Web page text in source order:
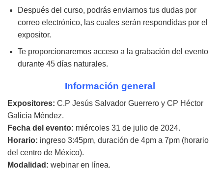
Después del curso, podrás enviarnos tus dudas por
correo electrónico, las cuales serán respondidas por el
expositor.
Te proporcionaremos acceso a la grabación del evento
durante 45 días naturales.
Información general
Expositores: C.P Jesús Salvador Guerrero y CP Héctor
Galicia Méndez.
Fecha del evento: miércoles 31 de julio de 2024.
Horario: ingreso 3:45pm, duración de 4pm a 7pm (horario
del centro de México).
Modalidad: webinar en línea.